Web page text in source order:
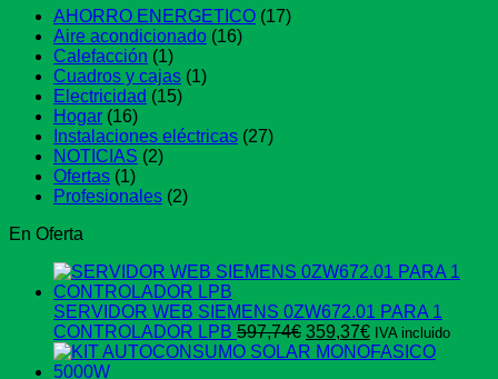
y
su
funcionamiento
AHORRO ENERGETICO (17)
Aire acondicionado (16)
Calefacción (1)
Cuadros y cajas (1)
Electricidad (15)
Hogar (16)
Instalaciones eléctricas (27)
NOTICIAS (2)
Ofertas (1)
Profesionales (2)
En Oferta
SERVIDOR WEB SIEMENS 0ZW672.01 PARA 1
CONTROLADOR LPB 597,74€ El
precio
359,37€El
precio
IVA incluido